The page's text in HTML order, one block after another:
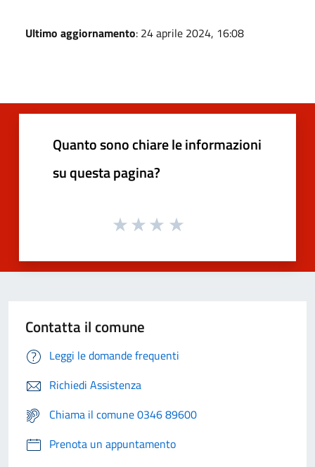
Ultimo aggiornamento: 24 aprile 2024, 16:08
Quanto sono chiare le informazioni
su questa pagina?
Contatta il comune
Leggi le domande frequenti
Richiedi Assistenza
Chiama il comune 0346 89600
Prenota un appuntamento